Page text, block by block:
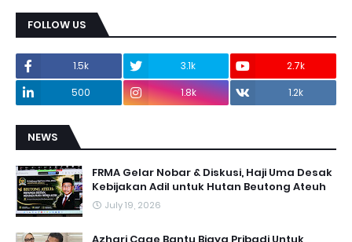
FOLLOW US
1.5k 3.1k
2.7k
500
1.8k 1.2k
NEWS
FRMA Gelar Nobar & Diskusi, Haji Uma Desak
Kebijakan Adil untuk Hutan Beutong Ateuh
July 19, 2026